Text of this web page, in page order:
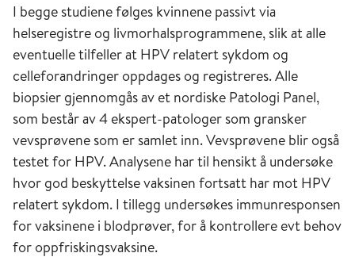
I begge studiene følges kvinnene passivt via
helseregistre og livmorhalsprogrammene, slik at alle
eventuelle tilfeller at HPV relatert sykdom og
celleforandringer oppdages og registreres. Alle
biopsier gjennomgås av et nordiske Patologi Panel,
som består av 4 ekspert-patologer som gransker
vevsprøvene som er samlet inn. Vevsprøvene blir også
testet for HPV. Analysene har til hensikt å undersøke
hvor god beskyttelse vaksinen fortsatt har mot HPV
relatert sykdom. I tillegg undersøkes immunresponsen
for vaksinene i blodprøver, for å kontrollere evt behov
for oppfriskingsvaksine.